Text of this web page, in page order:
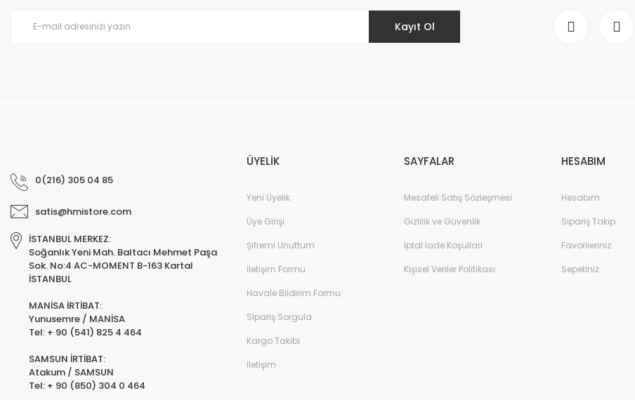
Kayıt Ol
0(216) 305 04 85
satis@hmistore.com
İSTANBUL MERKEZ:
Soğanlık Yeni Mah. Baltacı Mehmet Paşa
Sok. No:4 AC-MOMENT B-163 Kartal
İSTANBUL
MANİSA İRTİBAT:
Yunusemre / MANİSA
Tel: + 90 (541) 825 4 464
SAMSUN İRTİBAT:
Atakum / SAMSUN
Tel: + 90 (850) 304 0 464
ÜYELİK
Yeni Üyelik
Üye Girişi
Şifremi Unuttum
İletişim Formu
Havale Bildirim Formu
Sipariş Sorgula
Kargo Takibi
İletişim
SAYFALAR
Mesafeli Satış Sözleşmesi
Gizlilik ve Güvenlik
İptal İade Koşullari
Kişisel Veriler Politikası
HESABIM
Hesabım
Sipariş Takip
Favorileriniz
Sepetiniz